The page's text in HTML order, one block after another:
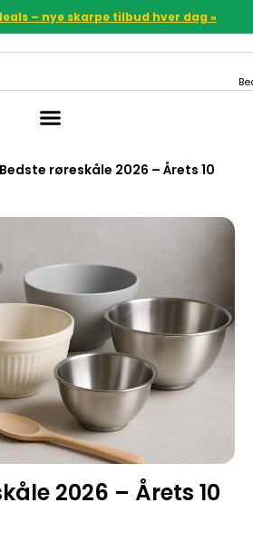
– nye skarpe tilbud hver dag »
Bedste røreskåle 2026 – Årets 10
2026 – Årets 10